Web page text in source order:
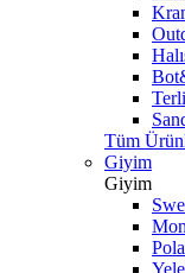
Tüm
Giyim
Giyim